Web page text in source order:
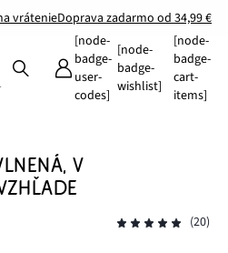
vrátenieDoprava zadarmo od 34,99 €
[node-
badge-
user-
codes]
[node-
badge-
wishlist]
[node-
badge-
cart-
items]
V
(20)